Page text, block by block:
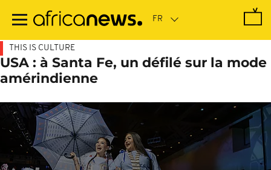
contenu
THIS IS CULTURE
USA : à Santa Fe, un défilé sur la mode
amérindienne